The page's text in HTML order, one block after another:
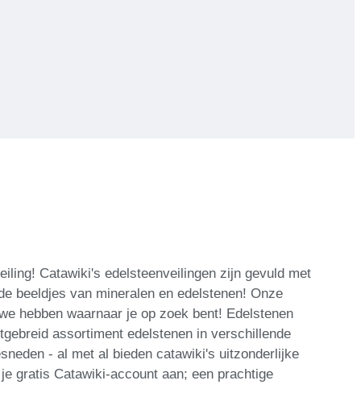
Catawiki's edelsteenveilingen zijn gevuld met
beeldjes van mineralen en edelstenen! Onze
hebben waarnaar je op zoek bent! Edelstenen
assortiment edelstenen in verschillende
- al met al bieden catawiki's uitzonderlijke
gratis Catawiki-account aan; een prachtige